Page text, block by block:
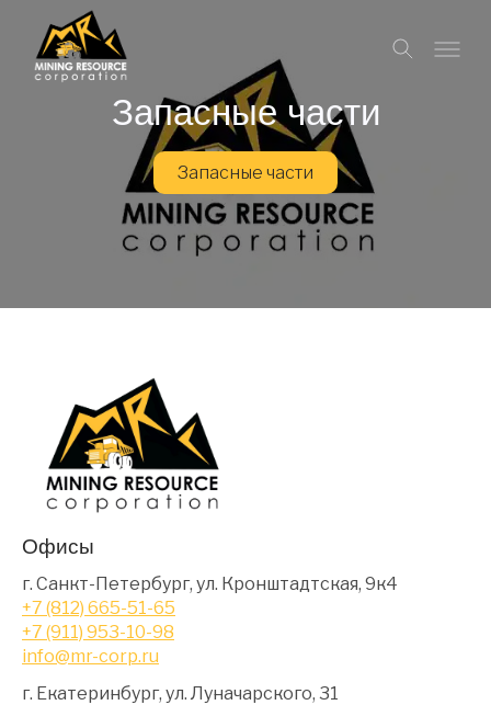
Запасные части
Запасные части
Офисы
г. Санкт-Петербург, ул. Кронштадтская, 9к4
+7 (812) 665-51-65
+7 (911) 953-10-98
info@mr-corp.ru
г. Екатеринбург, ул. Луначарского, 31